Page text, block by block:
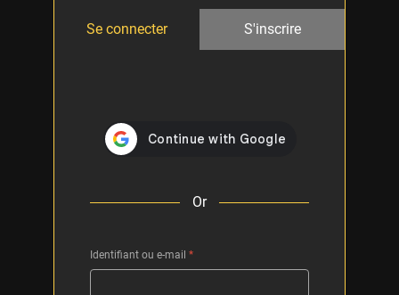
Se connecter S'inscrire
Or
Identifiant ou e-mail *